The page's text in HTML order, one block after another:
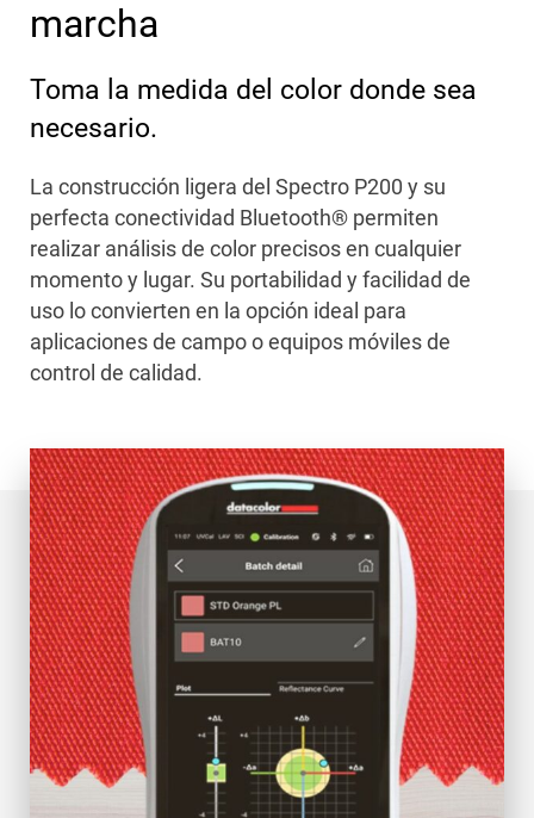
marcha
Toma la medida del color donde sea
necesario.
La construcción ligera del Spectro P200 y su
perfecta conectividad Bluetooth® permiten
realizar análisis de color precisos en cualquier
momento y lugar. Su portabilidad y facilidad de
uso lo convierten en la opción ideal para
aplicaciones de campo o equipos móviles de
control de calidad.